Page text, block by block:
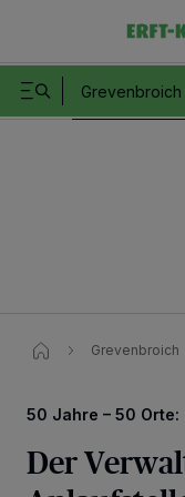
Grevenbroich
Grevenbroich
50 Jahre – 50 Orte:
Der